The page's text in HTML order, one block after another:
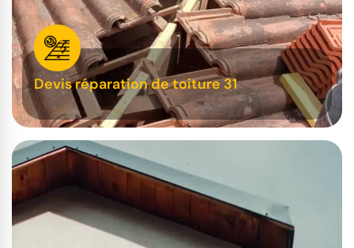
Devis réparation de toiture 31